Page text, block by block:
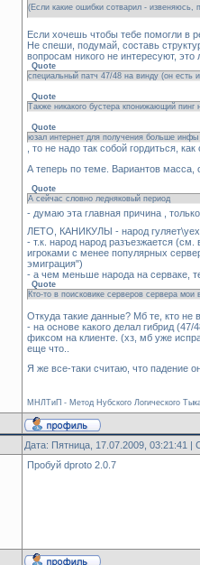
(Если какие ошибки сотварил -
Если хочешь чтобы тебе помогли в
Не спеши, подумай, составь
вопросам никого не интересуют,
Quote
специальный патч 47/48 на винду (он есть
Quote
Также никакого бустера кпонижающий пинг
Quote
юзал интернет для получения больше
, то не надо так собой гордиться,
А теперь по теме. Вариантов масса,
Quote
А сейчас словно ледняковый период
- думаю эта главная причина ,
ЛЕТО, КАНИКУЛЫ - народ
- т.к. народ народ разъезжается
игроками с менее популярных
эмиграция")
- а чем меньше народа на серваке,
Quote
Кто-то в поисковике серверов сервера мои
Откуда такие данные? Мб те, кто не
- на основе какого делал гибрид
фиксом на клиенте. (хз, мб уже
еще что..
Я же все-таки считаю, что падение
МНЛТиП - Метод Нубского Логического
Дата: Пятница, 17.07.2009, 03:21:41
Пробуй dproto 2.0.7